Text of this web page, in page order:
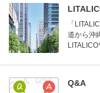
「
道から沖
Q&A